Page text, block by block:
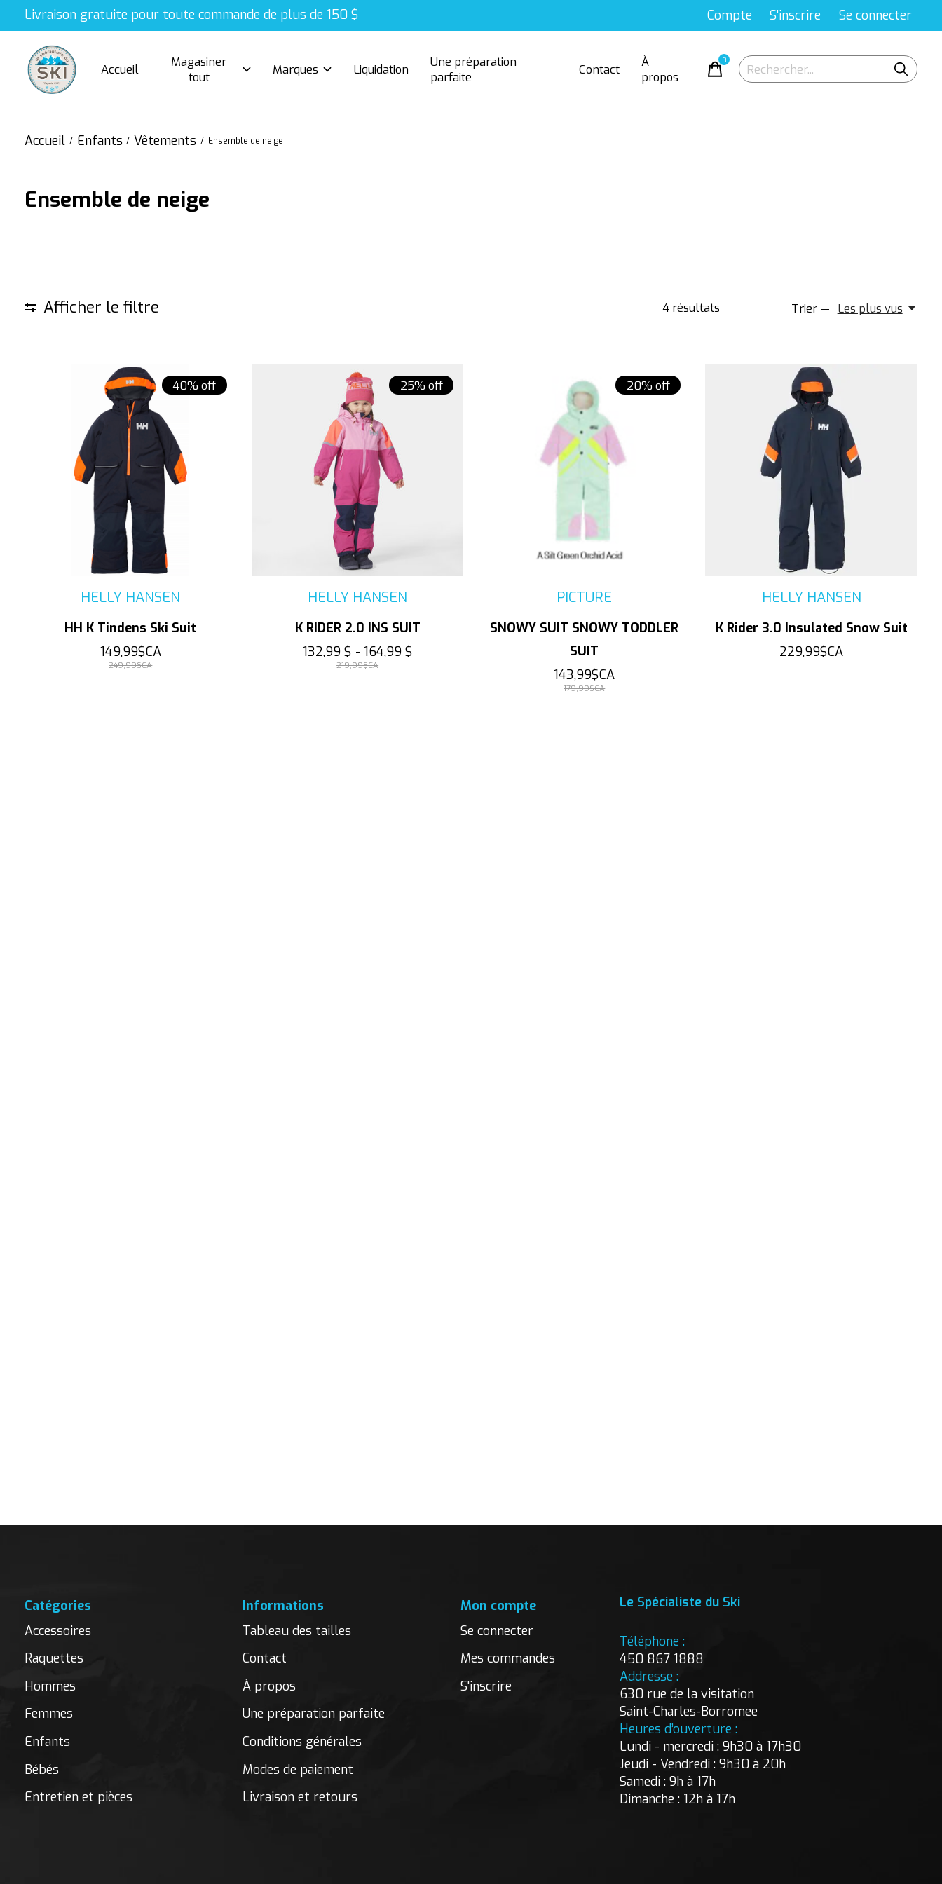
Livraison gratuite pour toute commande de plus de 150 $ Compte S'inscrire Se connecter
Accueil
Magasiner
tout
Marques Liquidation
Une préparation
parfaite
Contact
À
propos
0items
Accueil / Enfants / Vêtements / Ensemble de neige
Ensemble de neige
Afficher le filtre 4résultats Trier — Les plus vus
40% off
HELLY HANSEN
HH K Tindens Ski Suit
149,99$CA
249,99$CA
25% off
HELLY HANSEN
K RIDER 2.0 INS SUIT
132,99 $ - 164,99 $
219,99$CA
20% off
PICTURE
SNOWY SUIT SNOWY TODDLER
SUIT
143,99$CA
179,99$CA
HELLY HANSEN
K Rider 3.0 Insulated Snow Suit
229,99$CA
Catégories
Accessoires
Raquettes
Hommes
Femmes
Enfants
Bébés
Entretien et pièces
Informations
Tableau des tailles
Contact
À propos
Une préparation parfaite
Conditions générales
Modes de paiement
Livraison et retours
Mon compte
Se connecter
Mes commandes
S'inscrire
Le Spécialiste du Ski
Téléphone :
450 867 1888
Addresse :
630 rue de la visitation
Saint-Charles-Borromee
Heures d’ouverture :
Lundi - mercredi : 9h30 à 17h30
Jeudi - Vendredi : 9h30 à 20h
Samedi : 9h à 17h
Dimanche : 12h à 17h